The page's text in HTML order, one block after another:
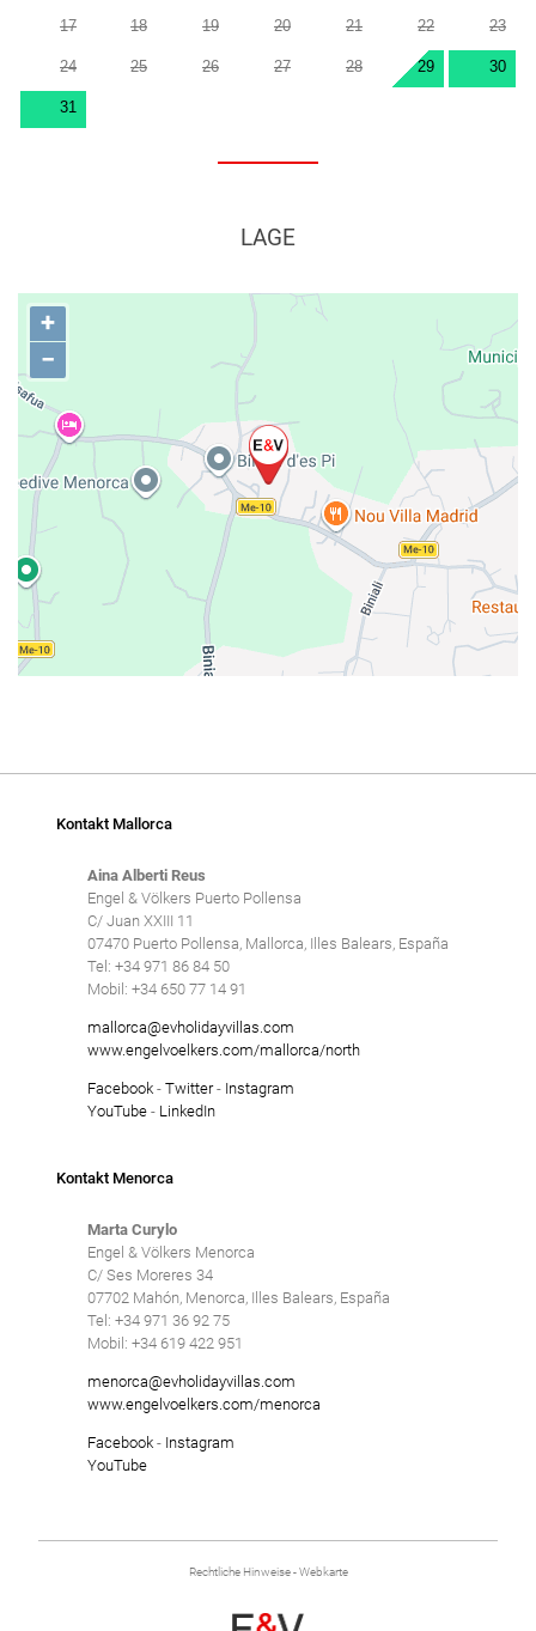
17 18 19 20 21 22 23
24 25 26 27 28 29 30
31
LAGE
+
−
Kontakt Mallorca
Aina Alberti Reus
Engel & Völkers Puerto Pollensa
C/ Juan XXIII 11
07470 Puerto Pollensa, Mallorca, Illes Balears, España
Tel: +34 971 86 84 50
Mobil: +34 650 77 14 91
mallorca@evholidayvillas.com
www.engelvoelkers.com/mallorca/north
Facebook- Twitter- Instagram
YouTube- LinkedIn
Kontakt Menorca
Marta Curylo
Engel & Völkers Menorca
C/ Ses Moreres 34
07702 Mahón, Menorca, Illes Balears, España
Tel: +34 971 36 92 75
Mobil: +34 619 422 951
menorca@evholidayvillas.com
www.engelvoelkers.com/menorca
Facebook- Instagram
YouTube
Rechtliche Hinweise-Webkarte